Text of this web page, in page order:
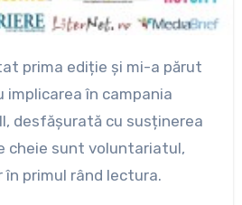
implicarea în campania
desfășurată cu susținerea
cheie sunt voluntariatul,
în primul rând lectura.